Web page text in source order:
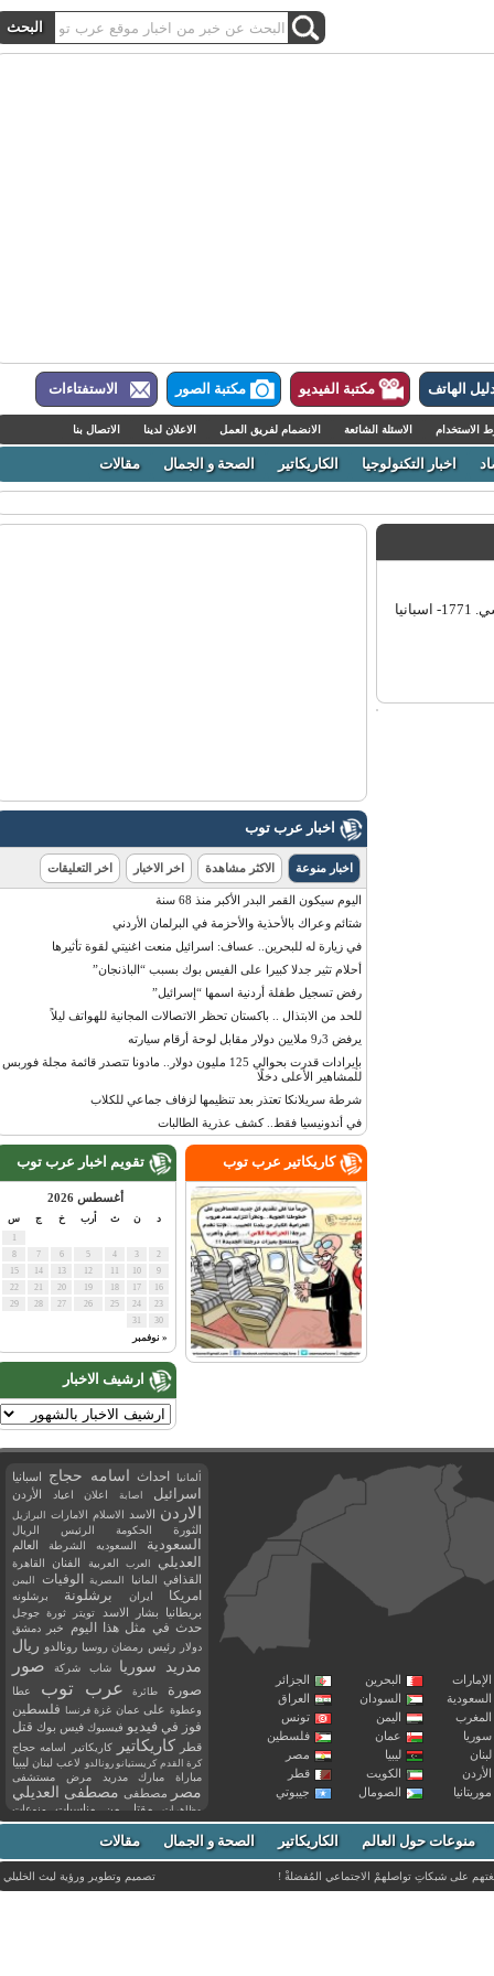
الهاتف مكتبة الفيديو مكتبة الصور الاستفتاءات
الاسئلة الشائعة الانضمام لفريق العمل الاعلان لدينا الاتصال بنا
اخبار التكنولوجيا الكاريكاتير الصحة و الجمال مقالات
أحداث 1556- أعنف زلزال في التاريخ يضرب الصين: 830 ألف قتيل في شانسي. 1771- اسبانيا
اخبار عرب توب
اخبار منوعة الاكثر مشاهدة اخر الاخبار اخر التعليقات
اليوم سيكون القمر البدر الأكبر منذ 68 سنة
شتائم وعراك بالأحذية والأحزمة في البرلمان الأردني
في زيارة له للبحرين.. عساف: اسرائيل منعت اغنيتي لقوة تأثيرها
أحلام تثير جدلا كبيرا على الفيس بوك بسبب “الباذنجان”
رفض تسجيل طفلة أردنية اسمها “إسرائيل”
للحد من الابتذال .. باكستان تحظر الاتصالات المجانية للهواتف ليلاً
يرفض 9٫3 ملايين دولار مقابل لوحة أرقام سيارته
بإيرادات قدرت بحوالي 125 مليون دولار.. مادونا تتصدر قائمة مجلة فوربس
للمشاهير الأعلى دخلًا
شرطة سريلانكا تعتذر بعد تنظيمها لزفاف جماعي للكلاب
في أندونيسيا فقط.. كشف عذرية الطالبات
تقويم اخبار عرب توب
أغسطس 2026
أرب س
« نوفمبر
ارشيف الاخبار
كاريكاتير عرب توب
البحرين
الجزائر
السودان
العراق
اليمن
تونس
عمان
فلسطين
ليبيا
مصر
الكويت
قطر
الصومال جيبوتي
ألمانيا احداث اسامه حجاج اسبانيا
اسرائيل اصابة اعلان اعياد الأردن
الاردن الاسد الاسلام الامارات البرازيل
الثورة الحكومة الرئيس الريال
السعودية السعوديه الشرطة العالم
العديلي العرب العربية الفنان القاهرة
القذافي المانيا المصرية الوفيات اليمن
امريكا ايران برشلونة برشلونه
بريطانيا بشار الاسد تويتر ثورة جوجل
حدث في مثل هذا اليوم خبر دمشق
دولار رئيس رمضان روسيا رونالدو ريال
مدريد
سوريا شاب شركة صور
صورة طائرة عرب توب
عطا
وعطوة على عمان غزة فرنسا فلسطين
فوز في فيديو فيسبوك فيس بوك قتل
قطر كاريكاتير كاريكاتير اسامه حجاج
كرة القدم كريستيانو رونالدو لاعب لبنان ليبيا
مباراة مبارك مدريد مرض مستشفى
مصر مصطفى مصطفى العديلي
مظاهرات مقتل من مناسبات
منوعات
مواليد
موت ميسي ميلان نادي نشر
وفاة وفيات يوتيوب منوعات حول العالم الكاريكاتير الصحة و الجمال مقالات
على شبكاتِ تواصلهمْ الاجتماعي المُفضلةْ ! تصميم وتطوير ورؤيةليث الخليلي